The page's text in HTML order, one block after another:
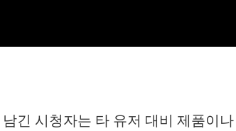
긴 시청자는 타 유저 대비 제품이나